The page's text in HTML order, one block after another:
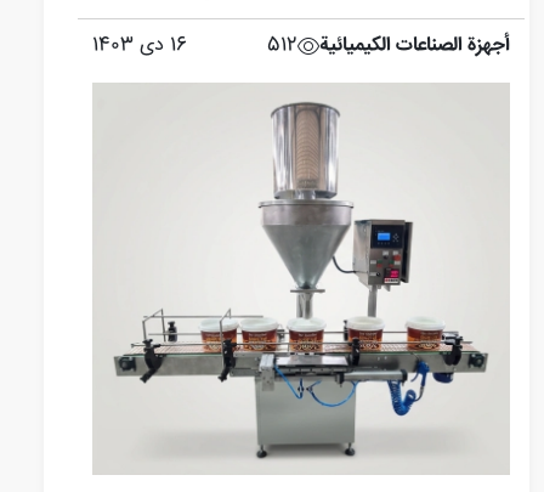
أجهزة الصناعات الكيميائية 512 16 دی 1403